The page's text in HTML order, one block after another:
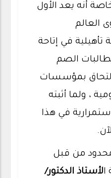
أنه يعد الأول
العالم
في إتاحة
الصم
بمؤسسات
، ولما أثبته
في هذا
محدود من قبل
الأستاذ الدكتور/